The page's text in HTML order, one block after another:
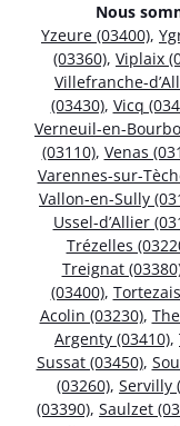
Nous
Yzeure (03400),
(03360), Viplaix
Villefranche-
(03430), Vicq
Verneuil-en-
(03110), Venas
Varennes-sur-
Vallon-en-Sully
Ussel-d’Allier
Trézelles
Treignat
(03400),
Acolin (03230),
Argenty (03410),
Sussat (03450),
(03260), Servilly
(03390), Saulzet